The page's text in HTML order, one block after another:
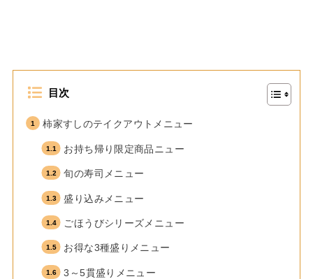
目次
柿家すしのテイクアウトメニュー
お持ち帰り限定商品ニュー
旬の寿司メニュー
盛り込みメニュー
ごほうびシリーズメニュー
お得な3種盛りメニュー
3～5貫盛りメニュー